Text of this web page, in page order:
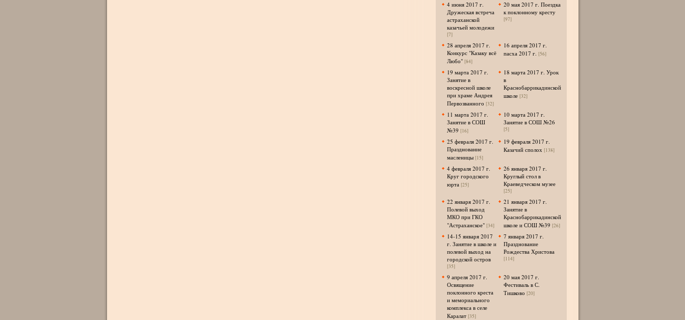
4 июня 2017 г.
Дружеская встреча
астраханской
казачьей молодежи
[7]
20 мая 2017 г. Поездка
к поклонному кресту
[97]
28 апреля 2017 г.
Конкурс "Казаку всё
Любо" [84]
16 апреля 2017 г.
пасха 2017 г. [56]
19 марта 2017 г.
Занятие в
воскресной школе
при храме Андрея
Первозванного [32]
18 марта 2017 г. Урок
в
Краснобаррикадинской
школе [32]
11 марта 2017 г.
Занятие в СОШ
№39 [16]
10 марта 2017 г.
Занятие в СОШ №26
[5]
25 февраля 2017 г.
Празднование
масленицы [15]
19 февраля 2017 г.
Казачий сполох [138]
4 февраля 2017 г.
Круг городского
юрта [25]
26 января 2017 г.
Круглый стол в
Краеведческом музее
[25]
22 января 2017 г.
Полевой выход
МКО при ГКО
"Астраханское" [34]
21 января 2017 г.
Занятие в
Краснобаррикадинской
школе и СОШ №39 [26]
14-15 января 2017
г. Занятие в школе и
полевой выход на
городской остров
[35]
7 января 2017 г.
Празднование
Рождества Христова
[114]
9 апреля 2017 г.
Освящение
поклонного креста
и мемориального
комплекса в селе
Каралат [35]
20 мая 2017 г.
Фестиваль в С.
Тишково [20]